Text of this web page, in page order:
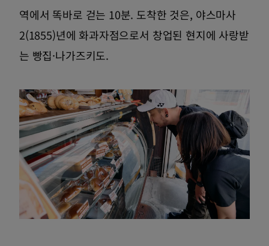
역에서 똑바로 걷는 10분. 도착한 것은, 야스마사
2(1855)년에 화과자점으로서 창업된 현지에 사랑받
는 빵집·나가즈키도.